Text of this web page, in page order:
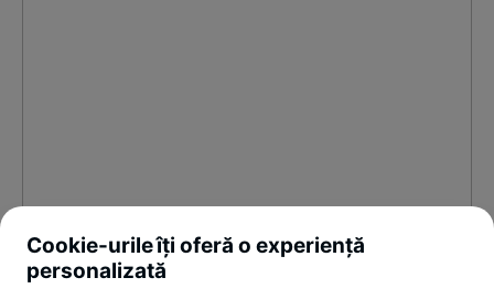
Cookie-urile îți oferă o experiență
personalizată